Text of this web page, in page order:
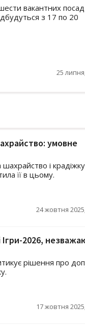
вакантних
з 17 по 20
25
умовне
і крадіжку
її в цьому.
24 жовтня
Ігри-2026,
рішення про
17 жовтня